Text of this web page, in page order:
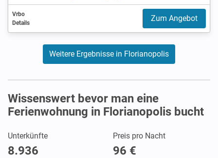
Vrbo
Details
Zum Angebot
Weitere Ergebnisse in Florianopolis
Wissenswert bevor man eine
Ferienwohnung in Florianopolis bucht
Unterkünfte
8.936
Preis pro Nacht
96 €